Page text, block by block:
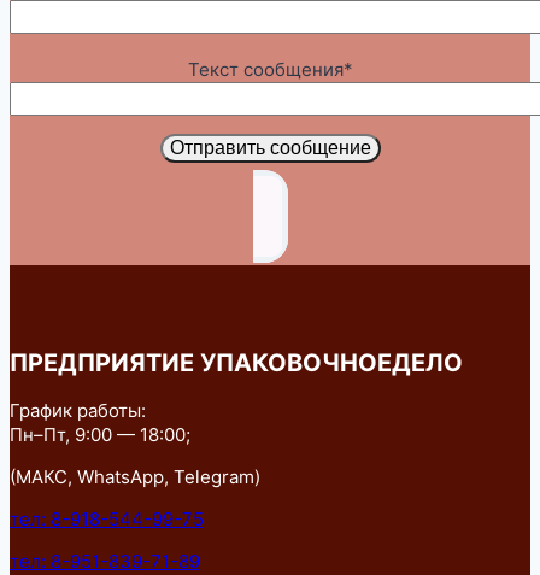
Текст сообщения*
Отправить сообщение
ПРЕДПРИЯТИЕ УПАКОВОЧНОЕДЕЛО
График работы:
Пн–Пт, 9:00 — 18:00;
(МАКС, WhatsApp, Telegram)
тел: 8-918-544-99-75
тел: 8-951-839-71-89